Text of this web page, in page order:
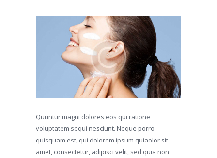
Quuntur magni dolores eos qui ratione
voluptatem sequi nesciunt. Neque porro
quisquam est, qui dolorem ipsum quiaolor sit
amet, consectetur, adipisci velit, sed quia non